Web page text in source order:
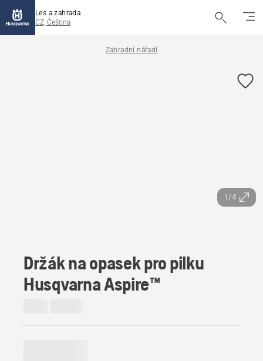
Les a zahrada
CZ, Čeština
Zahradní nářadí
1/4
Držák na opasek pro pilku
Husqvarna Aspire™